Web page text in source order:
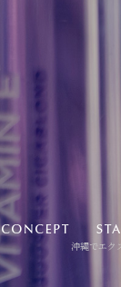
沖縄でエク